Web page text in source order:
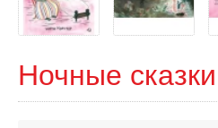
Ночные сказки